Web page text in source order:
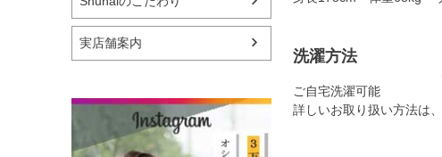
実店舗案内
洗濯方法
ご自宅洗濯可能
詳しいお取り扱い方法は